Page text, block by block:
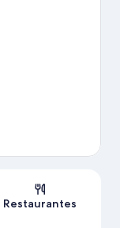
Restaurantes